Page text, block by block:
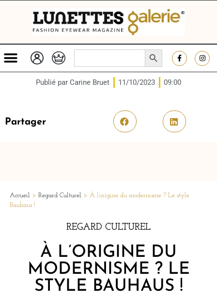
Search
SEARCH BUTTON
Publié par Carine Bruet 11/10/2023 09:00
Partager
Accueil > Regard Culturel > À l’origine du modernisme ? Le style
Bauhaus !
REGARD CULTUREL
À L’ORIGINE DU
MODERNISME ? LE
STYLE BAUHAUS !